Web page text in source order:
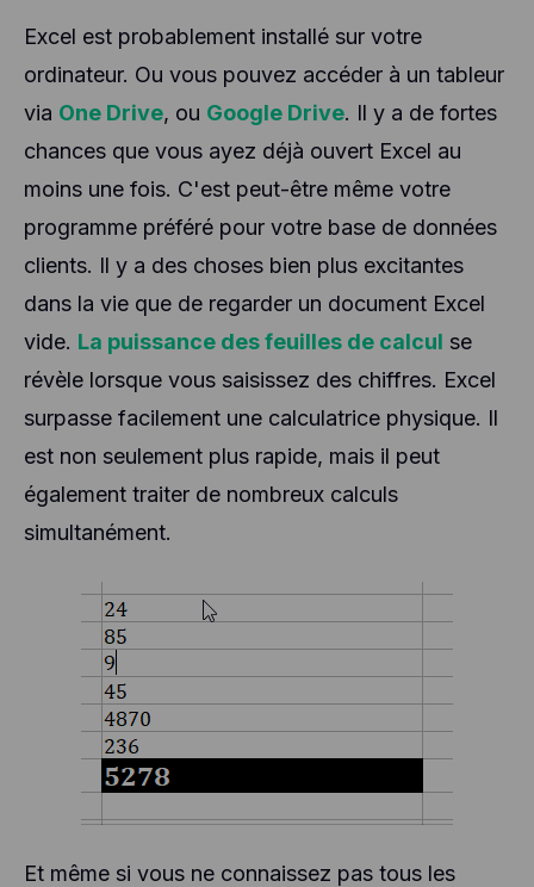
Excel est probablement installé sur votre
ordinateur. Ou vous pouvez accéder à un tableur
via One Drive, ou Google Drive. Il y a de fortes
chances que vous ayez déjà ouvert Excel au
moins une fois. C'est peut-être même votre
programme préféré pour votre base de données
clients. Il y a des choses bien plus excitantes
dans la vie que de regarder un document Excel
vide. La puissance des feuilles de calcul se
révèle lorsque vous saisissez des chiffres. Excel
surpasse facilement une calculatrice physique. Il
est non seulement plus rapide, mais il peut
également traiter de nombreux calculs
simultanément.
Et même si vous ne connaissez pas tous les